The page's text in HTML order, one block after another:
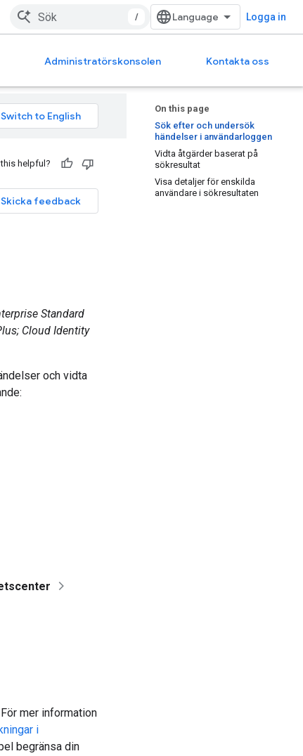
/ Logga in
Administratörskonsolen Kontakta oss
On this page
Sök efter och undersök
händelser i användarloggen
Vidta åtgärder baserat på
sökresultat
Visa detaljer för enskilda
användare i sökresultaten
helpful?
Skicka feedback
Standard
Cloud Identity
och vidta
mer information
i
begränsa din